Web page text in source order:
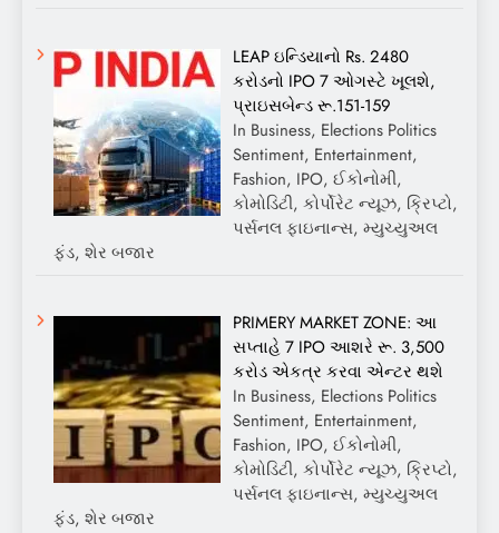
LEAP ઇન્ડિયાનો Rs. 2480
કરોડનો IPO 7 ઓગસ્ટે ખૂલશે,
પ્રાઇસબેન્ડ રૂ.151-159
In Business, Elections Politics
Sentiment, Entertainment,
Fashion, IPO, ઈકોનોમી,
કોમોડિટી, કોર્પોરેટ ન્યૂઝ, ક્રિપ્ટો,
પર્સનલ ફાઇનાન્સ, મ્યુચ્યુઅલ
ફંડ, શેર બજાર
PRIMERY MARKET ZONE: આ
સપ્તાહે 7 IPO આશરે રૂ. 3,500
કરોડ એકત્ર કરવા એન્ટર થશે
In Business, Elections Politics
Sentiment, Entertainment,
Fashion, IPO, ઈકોનોમી,
કોમોડિટી, કોર્પોરેટ ન્યૂઝ, ક્રિપ્ટો,
પર્સનલ ફાઇનાન્સ, મ્યુચ્યુઅલ
ફંડ, શેર બજાર